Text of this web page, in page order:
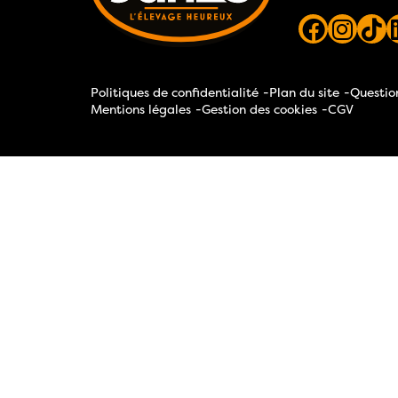
Politiques de confidentialité Plan du site
Mentions légales
Gestion des cookies CGV